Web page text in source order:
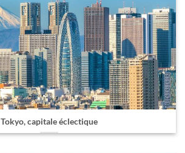
Tokyo, capitale éclectique